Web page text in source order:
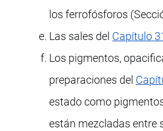
los ferrofósforos
Las sales del Capítulo
Los pigmentos,
preparaciones del
estado como
están mezcladas entre